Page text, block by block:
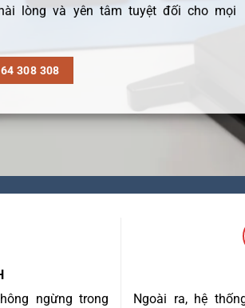
lòng và yên tâm tuyệt đối cho mọi
308 308
ngừng trong
Ngoài ra, hệ